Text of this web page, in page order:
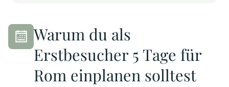
Warum du als
Erstbesucher 5 Tage für
Rom einplanen solltest